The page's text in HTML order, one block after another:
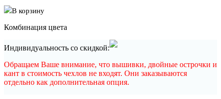
В корзину
Комбинация цвета
Индивидуальность со скидкой:
Обращаем Ваше внимание, что вышивки, двойные острочки и
кант в стоимость чехлов не входят. Они заказываются
отдельно как дополнительная опция.